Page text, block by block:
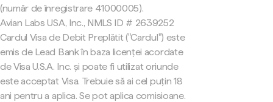
(număr de înregistrare 41000005).
Avian Labs USA, Inc., NMLS ID # 2639252
Cardul Visa de Debit Preplătit ("Cardul") este
emis de Lead Bank în baza licenței acordate
de Visa U.S.A. Inc. și poate fi utilizat oriunde
este acceptat Visa. Trebuie să ai cel puțin 18
ani pentru a aplica. Se pot aplica comisioane.